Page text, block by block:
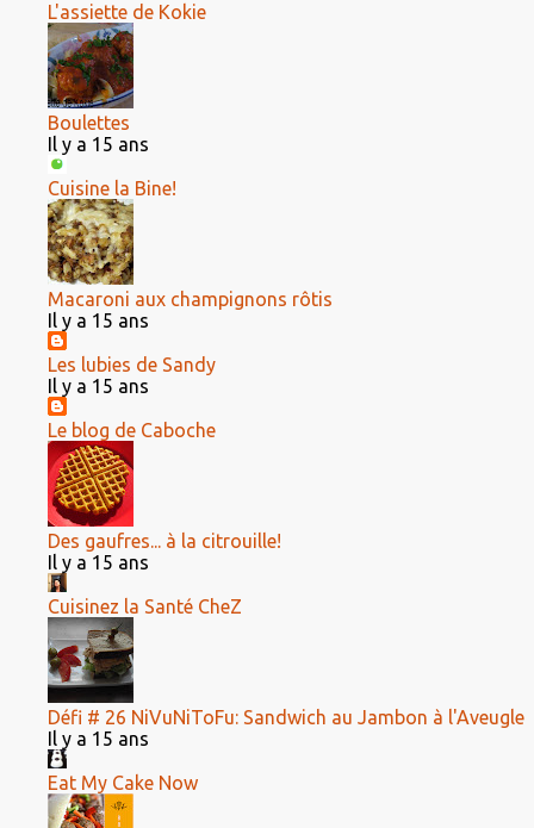
L'assiette de Kokie
Boulettes
Il y a 15 ans
Cuisine la Bine!
Macaroni aux champignons rôtis
Il y a 15 ans
Les lubies de Sandy
Il y a 15 ans
Le blog de Caboche
Des gaufres... à la citrouille!
Il y a 15 ans
Cuisinez la Santé CheZ
Défi # 26 NiVuNiToFu: Sandwich au Jambon à l'Aveugle
Il y a 15 ans
Eat My Cake Now